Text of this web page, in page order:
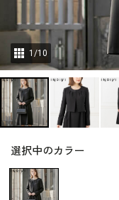
1 /10
選択中のカラー